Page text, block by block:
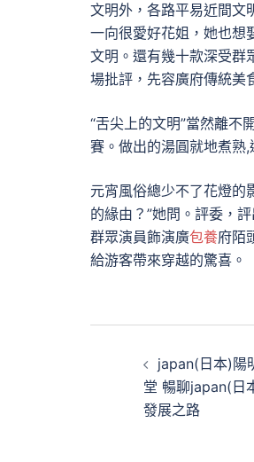
文明外，各路平易近間文
一向很愛好花姐，她也想
文明。還有幾十款深受群
場批評，先容廣府傳統美
“舌尖上的文明”當然離不
賽。做出的湯圓就地煮熟
元宵風俗總少不了花燈的
的緣由？”她問。評委，
群眾演員飾演廣包養府陌
給游客帶來穿越的驚喜。
japan(日本)陽
堂 暢聊japan(日
發展之路